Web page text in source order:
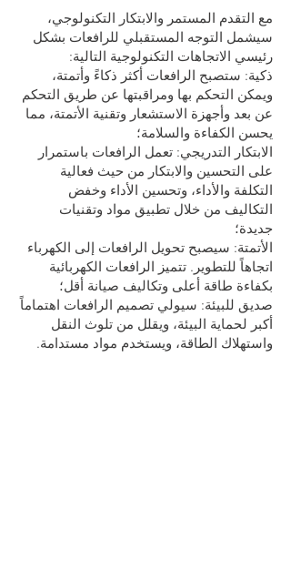
مع التقدم المستمر والابتكار التكنولوجي،
سيشمل التوجه المستقبلي للرافعات بشكل
رئيسي الاتجاهات التكنولوجية التالية:
ذكية: ستصبح الرافعات أكثر ذكاءً وأتمتة،
ويمكن التحكم بها ومراقبتها عن طريق التحكم
عن بعد وأجهزة الاستشعار وتقنية الأتمتة، مما
يحسن الكفاءة والسلامة؛
الابتكار التدريجي: تعمل الرافعات باستمرار
على التحسين والابتكار من حيث فعالية
التكلفة والأداء، وتحسين الأداء وخفض
التكاليف من خلال تطبيق مواد وتقنيات
جديدة؛
الأتمتة: سيصبح تحويل الرافعات إلى الكهرباء
اتجاهاً للتطوير. تتميز الرافعات الكهربائية
بكفاءة طاقة أعلى وتكاليف صيانة أقل؛
صديق للبيئة: سيولي تصميم الرافعات اهتماماً
أكبر لحماية البيئة، ويقلل من تلوث النقل
واستهلاك الطاقة، ويستخدم مواد مستدامة.